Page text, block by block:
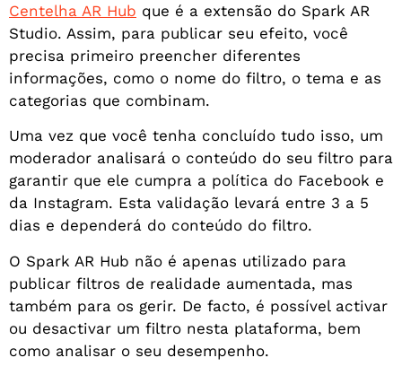
Centelha AR Hub que é a extensão do Spark AR
Studio. Assim, para publicar seu efeito, você
precisa primeiro preencher diferentes
informações, como o nome do filtro, o tema e as
categorias que combinam.
Uma vez que você tenha concluído tudo isso, um
moderador analisará o conteúdo do seu filtro para
garantir que ele cumpra a política do Facebook e
da Instagram. Esta validação levará entre 3 a 5
dias e dependerá do conteúdo do filtro.
O Spark AR Hub não é apenas utilizado para
publicar filtros de realidade aumentada, mas
também para os gerir. De facto, é possível activar
ou desactivar um filtro nesta plataforma, bem
como analisar o seu desempenho.